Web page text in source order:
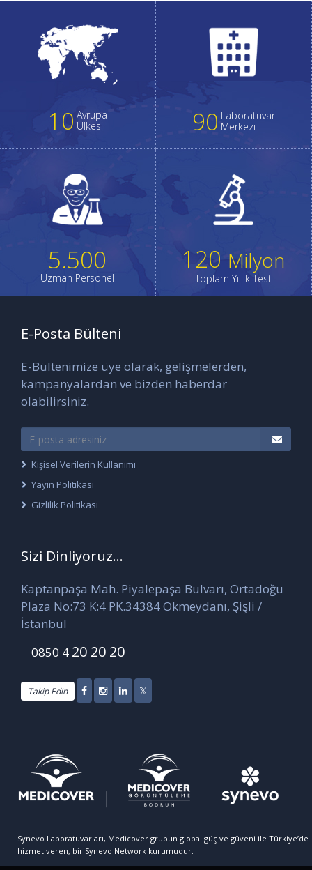
10 Avrupa
Ülkesi
90 Laboratuvar
Merkezi
5.500
Uzman Personel
120 Milyon
Toplam Yıllık Test
E-Posta Bülteni
E-Bültenimize üye olarak, gelişmelerden,
kampanyalardan ve bizden haberdar
olabilirsiniz.
Kişisel Verilerin Kullanımı
Yayın Politikası
Gizlilik Politikası
Sizi Dinliyoruz...
Kaptanpaşa Mah. Piyalepaşa Bulvarı, Ortadoğu
Plaza No:73 K:4 PK.34384 Okmeydanı, Şişli /
İstanbul
0850 4 20 20 20
Takip Edin
Synevo Laboratuvarları, Medicover grubun global güç ve güveni ile Türkiye’de
hizmet veren, bir Synevo Network kurumudur.